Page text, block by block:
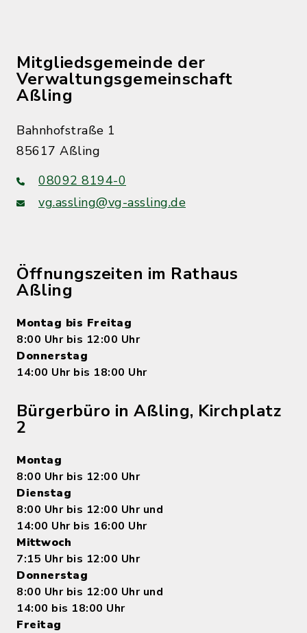
Mitgliedsgemeinde der
Verwaltungsgemeinschaft
Aßling
Bahnhofstraße 1
85617 Aßling
08092 8194-0
vg.assling@vg-assling.de
Öffnungszeiten im Rathaus
Aßling
Montag bis Freitag
8:00 Uhr bis 12:00 Uhr
Donnerstag
14:00 Uhr bis 18:00 Uhr
Bürgerbüro in Aßling, Kirchplatz
2
Montag
8:00 Uhr bis 12:00 Uhr
Dienstag
8:00 Uhr bis 12:00 Uhr und
14:00 Uhr bis 16:00 Uhr
Mittwoch
7:15 Uhr bis 12:00 Uhr
Donnerstag
8:00 Uhr bis 12:00 Uhr und
14:00 bis 18:00 Uhr
Freitag